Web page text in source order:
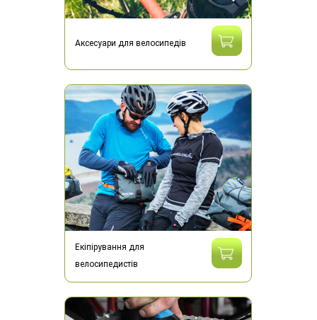
Аксесуари для велосипедів
Екіпірування для
велосипедистів